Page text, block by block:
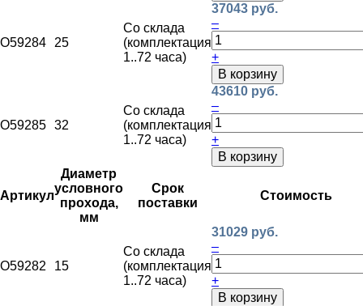
O59284 25
Со склада
(комплектация
1..72 часа)
37043 руб.
–
+
В корзину
O59285 32
Со склада
(комплектация
1..72 часа)
43610 руб.
–
+
В корзину
Артикул
Диаметр
условного
прохода,
мм
Срок
поставки
Стоимость
O59282 15
Со склада
(комплектация
1..72 часа)
31029 руб.
–
+
В корзину